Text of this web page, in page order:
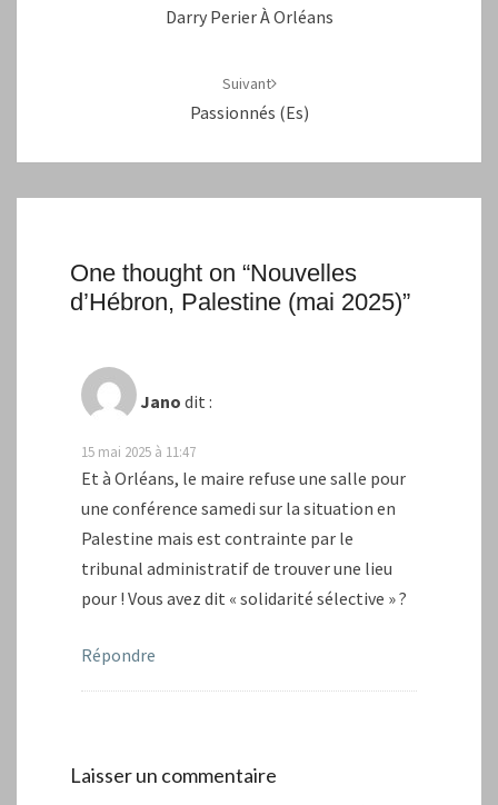
Darry Perier À Orléans
Suivant
Passionnés (es)
One thought on “Nouvelles
d’Hébron, Palestine (mai 2025)”
Jano dit :
15 mai 2025 à 11:47
Et à Orléans, le maire refuse une salle pour
une conférence samedi sur la situation en
Palestine mais est contrainte par le
tribunal administratif de trouver une lieu
pour ! Vous avez dit « solidarité sélective » ?
Répondre
Laisser un commentaire